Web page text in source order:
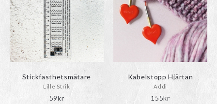
Stickfasthetsmätare
Lille Strik
59kr
Kabelstopp Hjärtan
Addi
155kr